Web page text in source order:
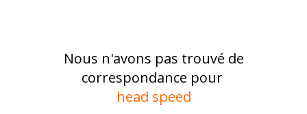
Nous n'avons pas trouvé de
correspondance pour
head speed